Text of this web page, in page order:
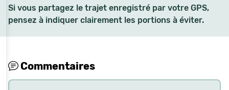
Si vous partagez le trajet enregistré par votre GPS,
pensez à indiquer clairement les portions à éviter.
Commentaires